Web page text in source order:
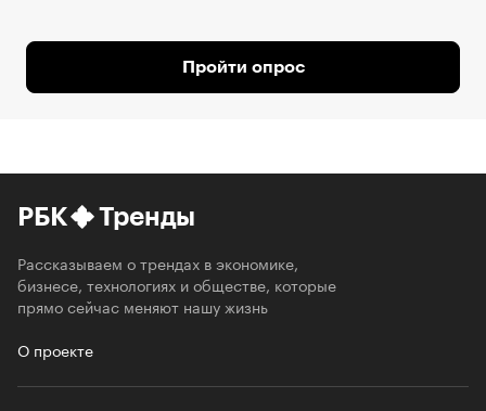
Пройти опрос
РБК Тренды
Рассказываем о трендах в экономике,
бизнесе, технологиях и обществе, которые
прямо сейчас меняют нашу жизнь
О проекте